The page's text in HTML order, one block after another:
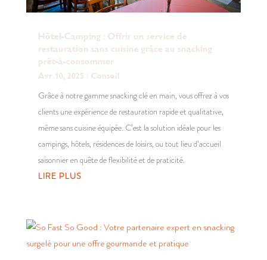
Hôtel-Camping : Offrir un service de
restauration sans cuisine grâce au snacking
prêt-à-consommer
Avr 10, 2025 Conseil
Grâce à notre gamme snacking clé en main, vous offrez à vos
clients une expérience de restauration rapide et qualitative,
même sans cuisine équipée. C’est la solution idéale pour les
campings, hôtels, résidences de loisirs, ou tout lieu d’accueil
saisonnier en quête de flexibilité et de praticité.
LIRE PLUS